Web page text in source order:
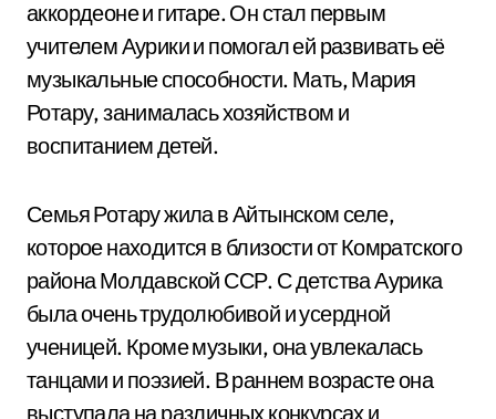
аккордеоне и гитаре. Он стал первым
учителем Аурики и помогал ей развивать её
музыкальные способности. Мать, Мария
Ротару, занималась хозяйством и
воспитанием детей.
Семья Ротару жила в Айтынском селе,
которое находится в близости от Комратского
района Молдавской ССР. С детства Аурика
была очень трудолюбивой и усердной
ученицей. Кроме музыки, она увлекалась
танцами и поэзией. В раннем возрасте она
выступала на различных конкурсах и